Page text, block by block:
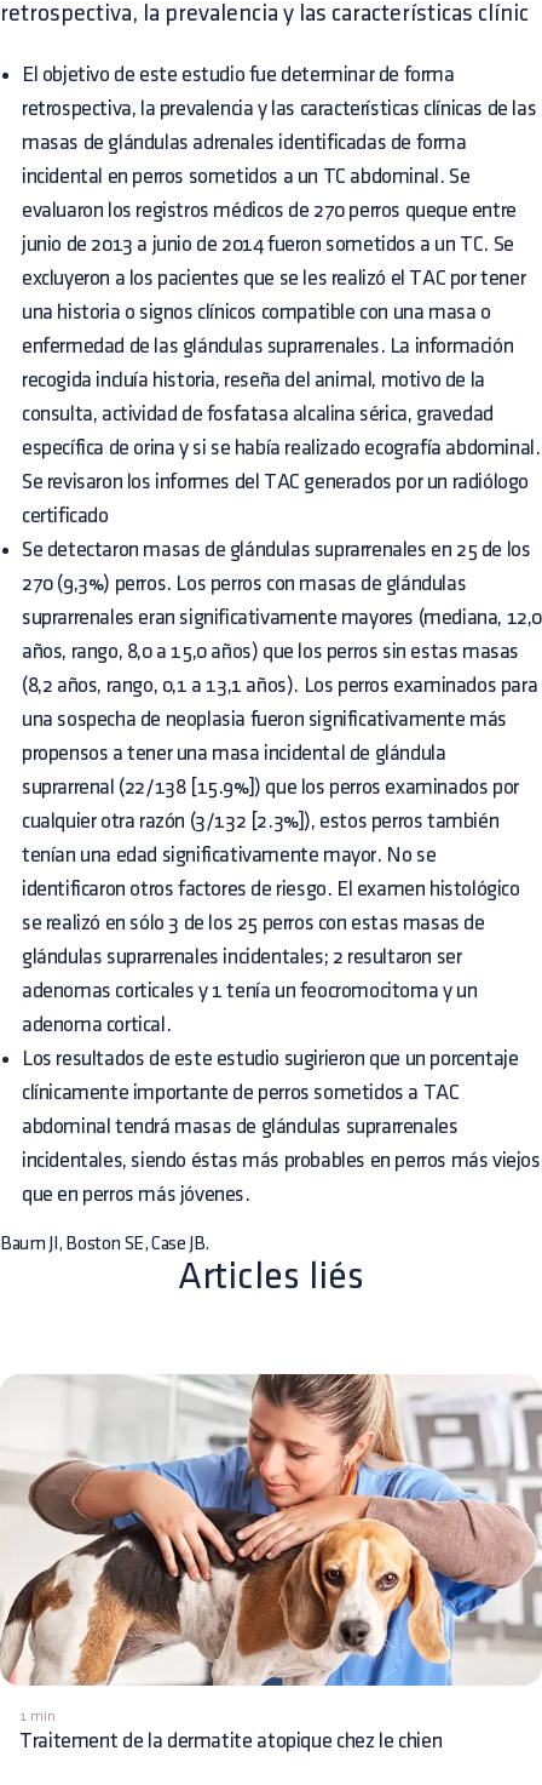
retrospectiva, la prevalencia y las características clínic
El objetivo de este estudio fue determinar de forma
retrospectiva, la prevalencia y las características clínicas de las
masas de glándulas adrenales identificadas de forma
incidental en perros sometidos a un TC abdominal. Se
evaluaron los registros médicos de 270 perros queque entre
junio de 2013 a junio de 2014 fueron sometidos a un TC. Se
excluyeron a los pacientes que se les realizó el TAC por tener
una historia o signos clínicos compatible con una masa o
enfermedad de las glándulas suprarrenales. La información
recogida incluía historia, reseña del animal, motivo de la
consulta, actividad de fosfatasa alcalina sérica, gravedad
específica de orina y si se había realizado ecografía abdominal.
Se revisaron los informes del TAC generados por un radiólogo
certificado
Se detectaron masas de glándulas suprarrenales en 25 de los
270 (9,3%) perros. Los perros con masas de glándulas
suprarrenales eran significativamente mayores (mediana, 12,0
años, rango, 8,0 a 15,0 años) que los perros sin estas masas
(8,2 años, rango, 0,1 a 13,1 años). Los perros examinados para
una sospecha de neoplasia fueron significativamente más
propensos a tener una masa incidental de glándula
suprarrenal (22/138 [15.9%]) que los perros examinados por
cualquier otra razón (3/132 [2.3%]), estos perros también
tenían una edad significativamente mayor. No se
identificaron otros factores de riesgo. El examen histológico
se realizó en sólo 3 de los 25 perros con estas masas de
glándulas suprarrenales incidentales; 2 resultaron ser
adenomas corticales y 1 tenía un feocromocitoma y un
adenoma cortical.
Los resultados de este estudio sugirieron que un porcentaje
clínicamente importante de perros sometidos a TAC
abdominal tendrá masas de glándulas suprarrenales
incidentales, siendo éstas más probables en perros más viejos
que en perros más jóvenes.
Baum JI, Boston SE, Case JB.
Articles liés
1 min
Traitement de la dermatite atopique chez le chien